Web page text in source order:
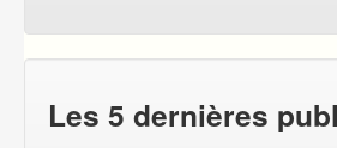
Les 5 dernières